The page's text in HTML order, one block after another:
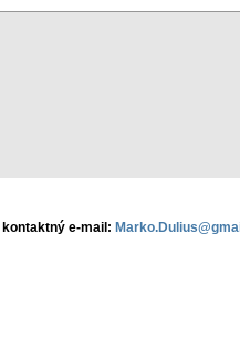
kontaktný e-mail: